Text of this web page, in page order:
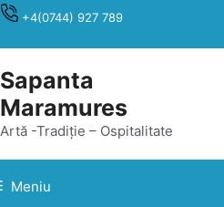
+4(0744) 927 789
Sapanta
Maramures
Artă -Tradiție – Ospitalitate
Meniu